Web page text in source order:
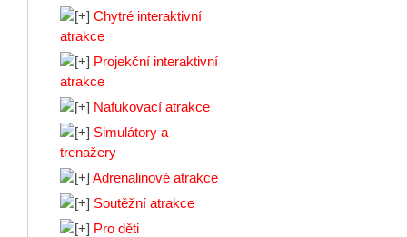
Chytré interaktivní
atrakce
Projekční interaktivní
atrakce
Nafukovací atrakce
Simulátory a
trenažery
Adrenalinové atrakce
Soutěžní atrakce
Pro děti